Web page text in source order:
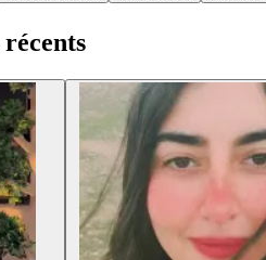
récents